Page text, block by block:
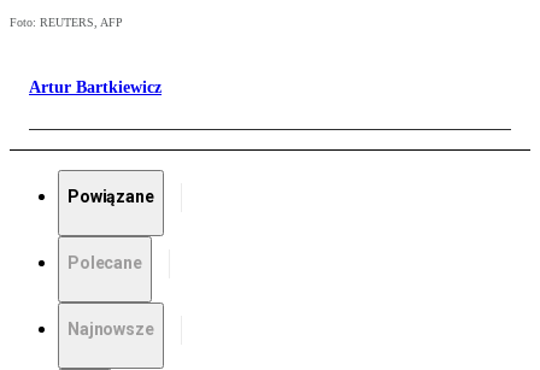
Foto: REUTERS, AFP
Artur Bartkiewicz
Powiązane
Polecane
Najnowsze